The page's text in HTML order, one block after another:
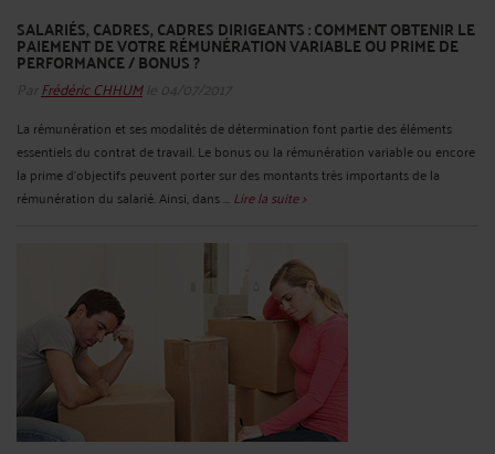
SALARIÉS, CADRES, CADRES DIRIGEANTS : COMMENT OBTENIR LE
PAIEMENT DE VOTRE RÉMUNÉRATION VARIABLE OU PRIME DE
PERFORMANCE / BONUS ?
Par Frédéric CHHUMle 04/07/2017
La rémunération et ses modalités de détermination font partie des éléments
essentiels du contrat de travail. Le bonus ou la rémunération variable ou encore
la prime d’objectifs peuvent porter sur des montants très importants de la
rémunération du salarié. Ainsi, dans ... Lire la suite >